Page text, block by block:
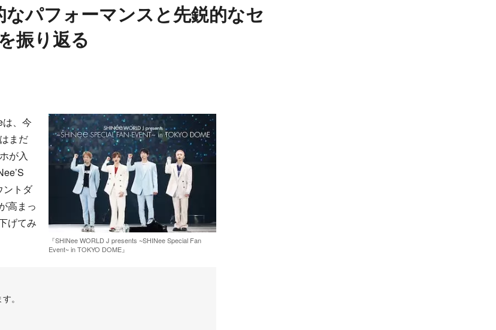
パフォーマンスと先鋭的なセ
振り返る
『SHINee WORLD J presents ~SHINee Special Fan
Event~ in TOKYO DOME』
、今
まだ
が入
ントダ
高まっ
げてみ
。